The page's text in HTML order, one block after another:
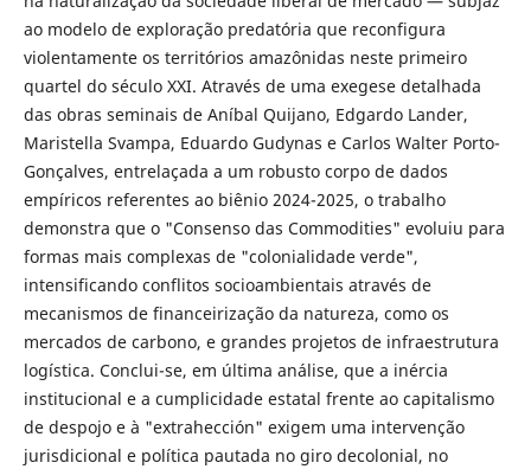
ao modelo de exploração predatória que reconfigura
violentamente os territórios amazônidas neste primeiro
quartel do século XXI. Através de uma exegese detalhada
das obras seminais de Aníbal Quijano, Edgardo Lander,
Maristella Svampa, Eduardo Gudynas e Carlos Walter Porto-
Gonçalves, entrelaçada a um robusto corpo de dados
empíricos referentes ao biênio 2024-2025, o trabalho
demonstra que o "Consenso das Commodities" evoluiu para
formas mais complexas de "colonialidade verde",
intensificando conflitos socioambientais através de
mecanismos de financeirização da natureza, como os
mercados de carbono, e grandes projetos de infraestrutura
logística. Conclui-se, em última análise, que a inércia
institucional e a cumplicidade estatal frente ao capitalismo
de despojo e à "extrahección" exigem uma intervenção
jurisdicional e política pautada no giro decolonial, no